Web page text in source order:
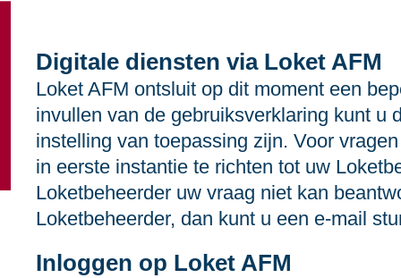
Digitale diensten via Loket AFM
Loket AFM ontsluit op dit moment een
invullen van de gebruiksverklaring kunt u
instelling van toepassing zijn. Voor
in eerste instantie te richten tot uw
Loketbeheerder uw vraag niet kan
Loketbeheerder, dan kunt u een e‑mail
Inloggen op Loket AFM